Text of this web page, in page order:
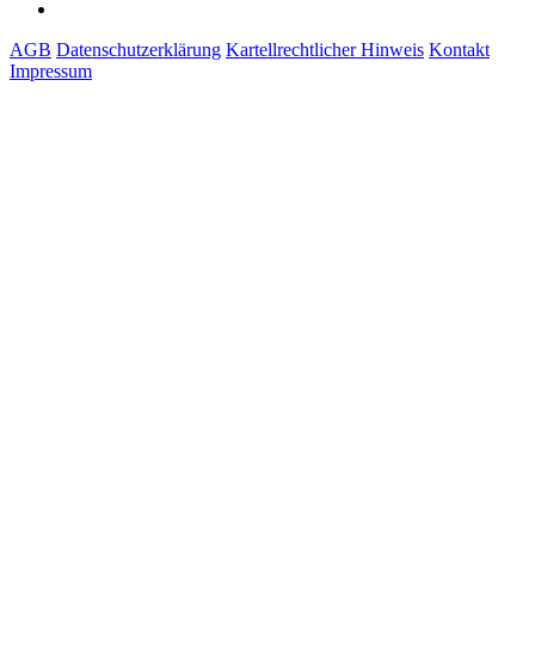
AGB Datenschutzerklärung Kartellrechtlicher Hinweis Kontakt
Impressum